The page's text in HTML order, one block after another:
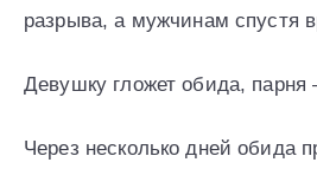
разрыва, а мужчинам спустя
Девушку гложет обида, парня
Через несколько дней обида